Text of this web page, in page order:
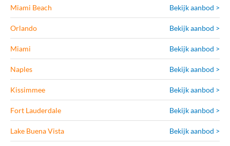
Miami Beach Bekijk aanbod >
Orlando Bekijk aanbod >
Miami Bekijk aanbod >
Naples Bekijk aanbod >
Kissimmee Bekijk aanbod >
Fort Lauderdale Bekijk aanbod >
Lake Buena Vista Bekijk aanbod >